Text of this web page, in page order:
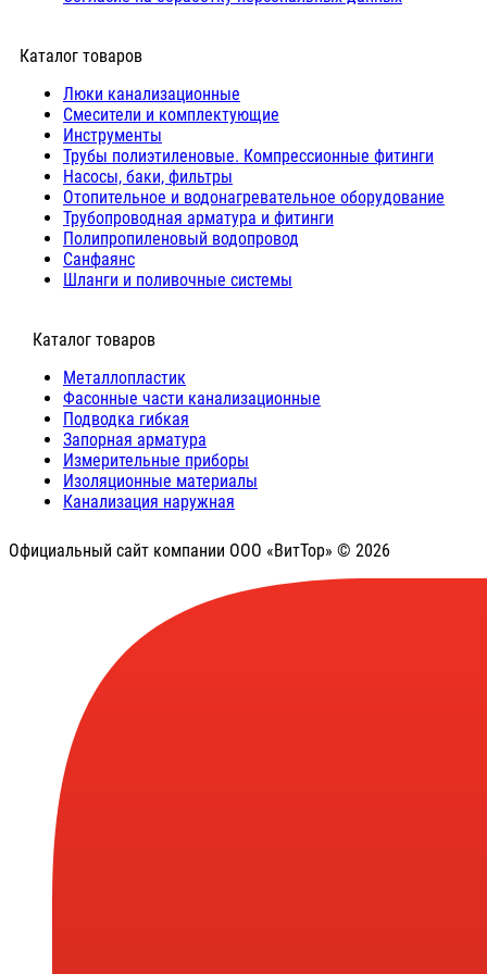
Каталог товаров
Люки канализационные
Cмесители и комплектующие
Инструменты
Трубы полиэтиленовые. Компрессионные фитинги
Насосы, баки, фильтры
Отопительное и водонагревательное оборудование
Трубопроводная арматура и фитинги
Полипропиленовый водопровод
Санфаянс
Шланги и поливочные системы
⠀Каталог товаров
Металлопластик
Фасонные части канализационные
Подводка гибкая
Запорная арматура
Измерительные приборы
Изоляционные материалы
Канализация наружная
Официальный сайт компании ООО «ВитТор» © 2026